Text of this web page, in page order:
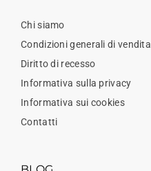
Chi siamo
Condizioni generali di vendita
Diritto di recesso
Informativa sulla privacy
Informativa sui cookies
Contatti